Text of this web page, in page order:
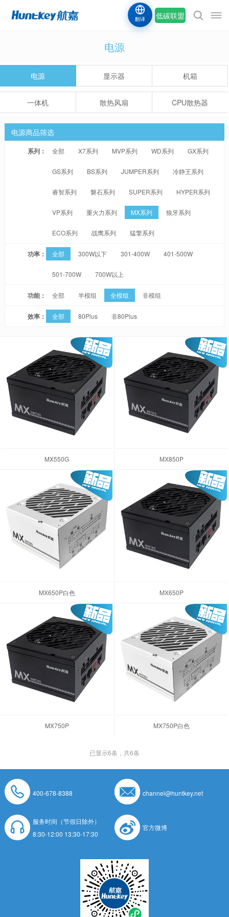
低碳联盟
翻译
电源
电源 显示器 机箱
一体机 散热风扇 CPU散热器
电源商品筛选
系列： 全部 X7系列 MVP系列 WD系列 GX系列
GS系列 BS系列 JUMPER系列 冷静王系列
睿智系列 磐石系列 SUPER系列 HYPER系列
VP系列 重火力系列 MX系列 狼牙系列
ECO系列 战鹰系列 猛擎系列
功率： 全部 300W以下 301-400W 401-500W
501-700W 700W以上
功能： 全部 半模组 全模组 非模组
效率： 全部 80Plus 非80Plus
MX550G MX850P
MX650P白色 MX650P
MX750P MX750P白色
已显示6条，共6条
400-678-8388 channel@huntkey.net
服务时间（节假日除外）
8:30-12:00 13:30-17:30
官方微博